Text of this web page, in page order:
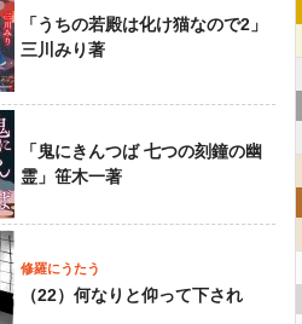
「うちの若殿は化け猫なので2」
三川みり著
「鬼にきんつば 七つの刻鐘の幽
霊」笹木一著
修羅にうたう
（22）何なりと仰って下され